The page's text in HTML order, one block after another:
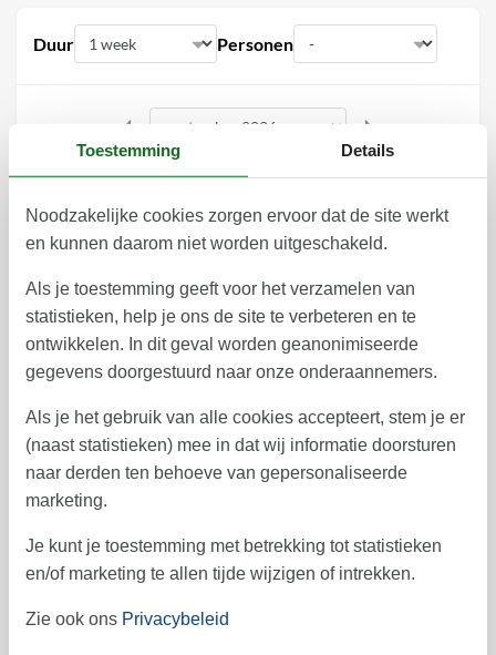
Duur Personen
september 2026
ma di wo do vr za zo
1 2 3
37 7 8 9 10 11 12
38 14 15 16 17 18 19
28 29 30
41
ma di wo do vr za zo
1
6
Toestemming Details
Noodzakelijke cookies zorgen ervoor dat de site werkt
en kunnen daarom niet worden uitgeschakeld.
Als je toestemming geeft voor het verzamelen van
statistieken, help je ons de site te verbeteren en te
ontwikkelen. In dit geval worden geanonimiseerde
gegevens doorgestuurd naar onze onderaannemers.
Als je het gebruik van alle cookies accepteert, stem je er
(naast statistieken) mee in dat wij informatie doorsturen
naar derden ten behoeve van gepersonaliseerde
marketing.
Je kunt je toestemming met betrekking tot statistieken
en/of marketing te allen tijde wijzigen of intrekken.
Zie ook ons Privacybeleid